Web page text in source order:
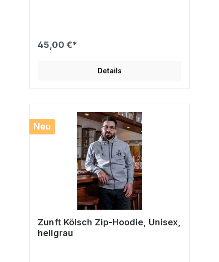
45,00 €*
Details
Neu
Zunft Kölsch Zip-Hoodie, Unisex,
hellgrau